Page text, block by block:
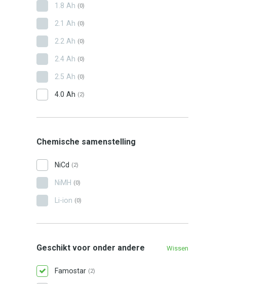
1.8 Ah (0)
2.1 Ah (0)
2.2 Ah (0)
2.4 Ah (0)
2.5 Ah (0)
4.0 Ah (2)
Chemische samenstelling
NiCd (2)
NiMH (0)
Li-ion (0)
Geschikt voor onder andere Wissen
Famostar (2)